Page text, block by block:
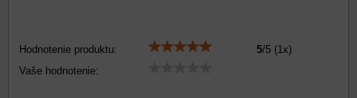
Hodnotenie produktu: 5/5 (1x)
Vaše hodnotenie: